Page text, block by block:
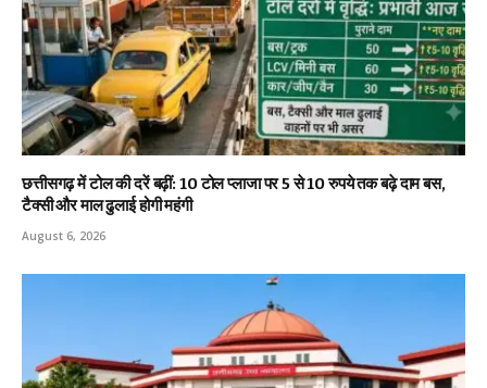
छत्तीसगढ़ में टोल की दरें बढ़ीं: 10 टोल प्लाजा पर 5 से 10 रुपये तक बढ़े दाम बस,
टैक्सी और माल ढुलाई होगी महंगी
August 6, 2026